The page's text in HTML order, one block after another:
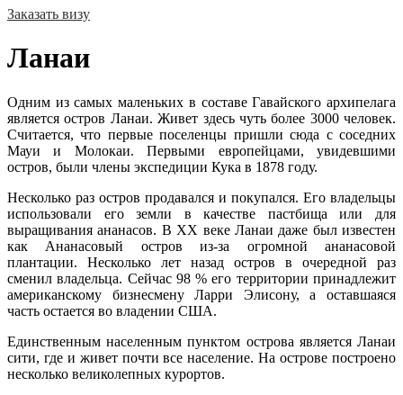
Заказать визу
Ланаи
Одним из самых маленьких в составе Гавайского архипелага
является остров Ланаи. Живет здесь чуть более 3000 человек.
Считается, что первые поселенцы пришли сюда с соседних
Мауи и Молокаи. Первыми европейцами, увидевшими
остров, были члены экспедиции Кука в 1878 году.
Несколько раз остров продавался и покупался. Его владельцы
использовали его земли в качестве пастбища или для
выращивания ананасов. В XX веке Ланаи даже был известен
как Ананасовый остров из-за огромной ананасовой
плантации. Несколько лет назад остров в очередной раз
сменил владельца. Сейчас 98 % его территории принадлежит
американскому бизнесмену Ларри Элисону, а оставшаяся
часть остается во владении США.
Единственным населенным пунктом острова является Ланаи
сити, где и живет почти все население. На острове построено
несколько великолепных курортов.